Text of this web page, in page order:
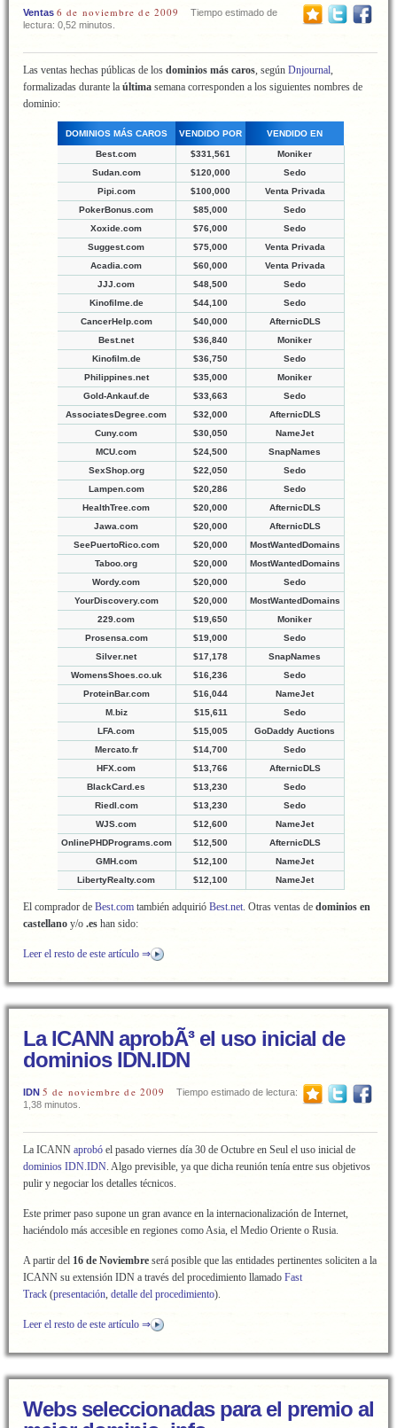
Ventas 6 de noviembre de 2009
Tiempo estimado de
lectura: 0,52 minutos.
Las ventas hechas públicas de los dominios más caros, según Dnjournal,
formalizadas durante la última semana corresponden a los siguientes nombres de
dominio:
DOMINIOS MÁS CAROS VENDIDO POR VENDIDO EN
Best.com $331,561
Moniker
Sudan.com
$120,000
Sedo
Pipi.com
$100,000
Venta Privada
PokerBonus.com
$85,000
Sedo
Xoxide.com
$76,000
Sedo
Suggest.com
$75,000
Venta Privada
Acadia.com
$60,000
Venta Privada
JJJ.com
$48,500
Sedo
Kinofilme.de
$44,100
Sedo
CancerHelp.com
$40,000
AfternicDLS
Best.net
$36,840
Moniker
Kinofilm.de
$36,750
Sedo
Philippines.net
$35,000
Moniker
Gold-Ankauf.de
$33,663
Sedo
AssociatesDegree.com
$32,000
AfternicDLS
Cuny.com
$30,050
NameJet
MCU.com
$24,500
SnapNames
SexShop.org
$22,050
Sedo
Lampen.com
$20,286
Sedo
HealthTree.com
$20,000
AfternicDLS
Jawa.com
$20,000
AfternicDLS
SeePuertoRico.com
$20,000
MostWantedDomains
Taboo.org
$20,000
MostWantedDomains
Wordy.com
$20,000
Sedo
YourDiscovery.com
$20,000
MostWantedDomains
229.com
$19,650
Moniker
Prosensa.com
$19,000
Sedo
Silver.net
$17,178
SnapNames
WomensShoes.co.uk
$16,236
Sedo
ProteinBar.com
$16,044
NameJet
M.biz
$15,611
Sedo
LFA.com
$15,005
GoDaddy Auctions
Mercato.fr
$14,700
Sedo
HFX.com
$13,766
AfternicDLS
BlackCard.es
$13,230
Sedo
Riedl.com
$13,230
Sedo
WJS.com
$12,600
NameJet
OnlinePHDPrograms.com
$12,500
AfternicDLS
GMH.com
$12,100
NameJet
LibertyRealty.com
$12,100 NameJet
El comprador de Best.com también adquirió Best.net. Otras ventas de dominios en
castellano y/o .es han sido:
Leer el resto de este artículo ⇒
La ICANN aprobÃ³ el uso inicial de
dominios IDN.IDN
IDN 5 de noviembre de 2009
Tiempo estimado de lectura:
1,38 minutos.
La ICANN aprobó el pasado viernes día 30 de Octubre en Seul el uso inicial de
dominios IDN.IDN. Algo previsible, ya que dicha reunión tenía entre sus objetivos
pulir y negociar los detalles técnicos.
Este primer paso supone un gran avance en la internacionalización de Internet,
haciéndolo más accesible en regiones como Asia, el Medio Oriente o Rusia.
A partir del 16 de Noviembre será posible que las entidades pertinentes soliciten a la
ICANN su extensión IDN a través del procedimiento llamado Fast
Track (presentación, detalle del procedimiento).
Leer el resto de este artículo ⇒
Webs seleccionadas para el premio al